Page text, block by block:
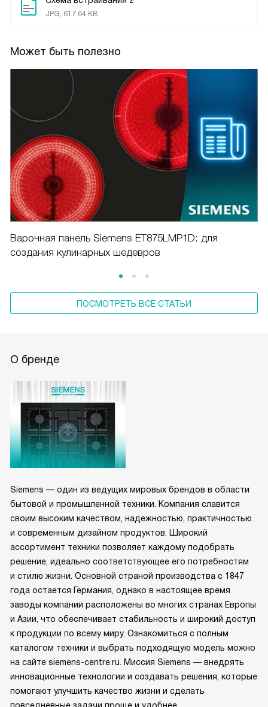
JPG, 617.64 KB
Может быть полезно
Варочная панель Siemens ET875LMP1D: для
создания кулинарных шедевров
ПОСМОТРЕТЬ ВСЕ СТАТЬИ
О бренде
Siemens — один из ведущих мировых брендов в области
бытовой и промышленной техники. Компания славится
своим высоким качеством, надежностью, практичностью
и современным дизайном продуктов. Широкий
ассортимент техники позволяет каждому подобрать
решение, идеально соответствующее его потребностям
и стилю жизни. Основной страной производства с 1847
года остается Германия, однако в настоящее время
заводы компании расположены во многих странах Европы
и Азии, что обеспечивает стабильность и широкий доступ
к продукции по всему миру. Ознакомиться с полным
каталогом техники и выбрать подходящую модель можно
на сайте siemens-centre.ru. Миссия Siemens — внедрять
инновационные технологии и создавать решения, которые
помогают улучшить качество жизни и сделать
повседневные задачи проще и удобнее.